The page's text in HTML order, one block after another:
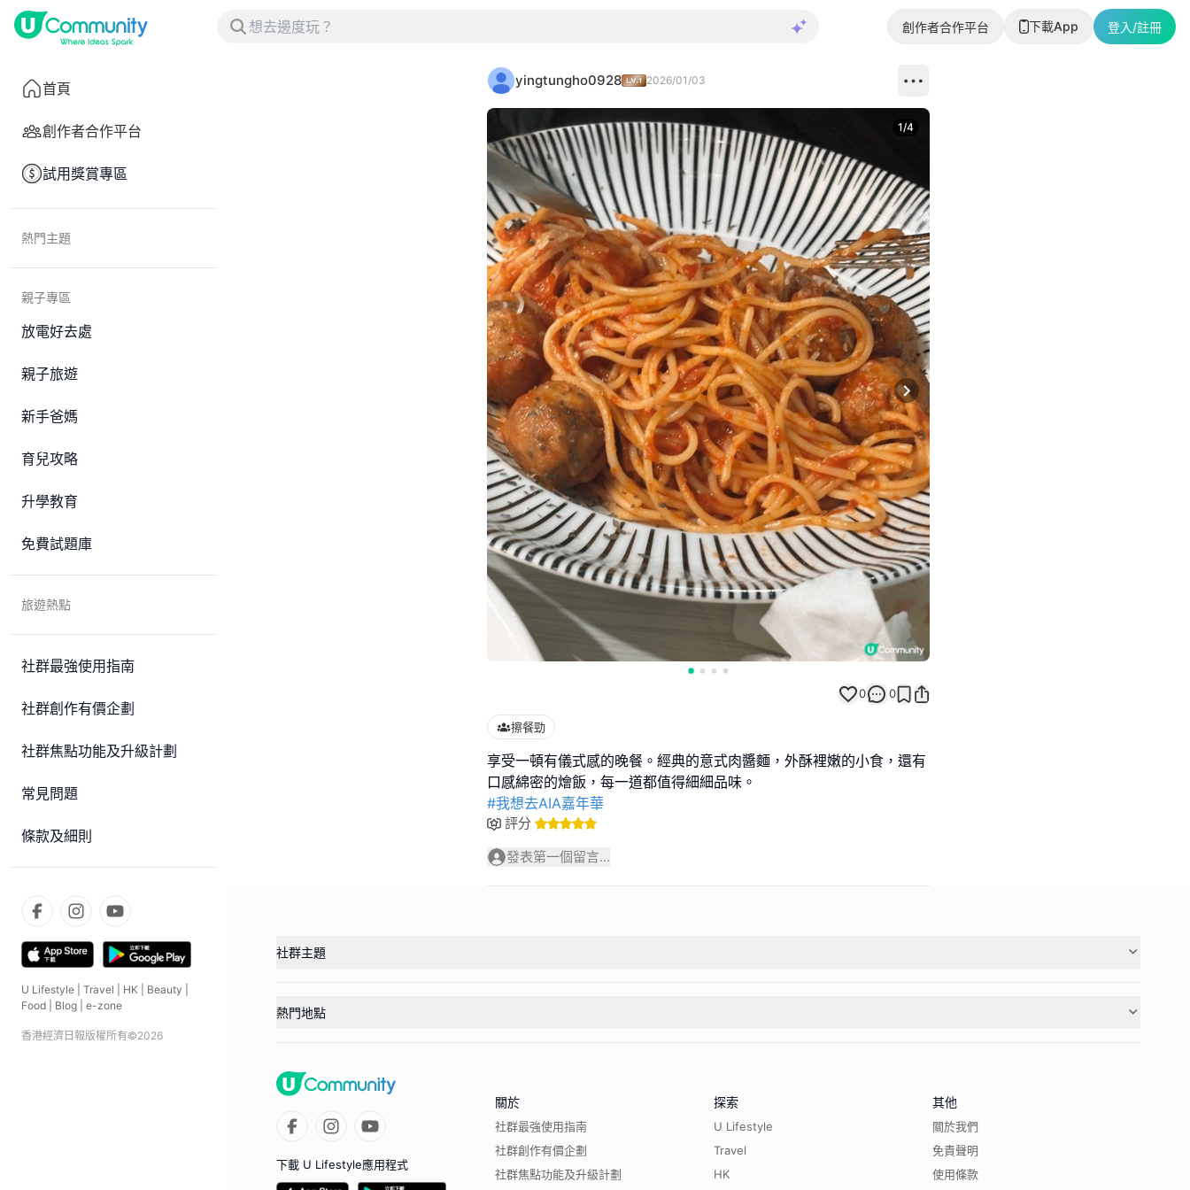
創作者合作平台 下載App 登入/註冊
首頁
創作者合作平台
試用獎賞專區
熱門主題
親子專區
放電好去處
親子旅遊
新手爸媽
育兒攻略
升學教育
免費試題庫
旅遊熱點
社群最強使用指南
社群創作有價企劃
社群焦點功能及升級計劃
常見問題
條款及細則
U Lifestyle Travel HK Beauty
Food
Blog e-zone
香港經濟日報版權所有©2026
yingtungho0928 2026/01/03
Next slide
1/4
0 0
擦餐勁
享受一頓有儀式感的晚餐。經典的意式肉醬麵，外酥裡嫩的小食，還有
#我想去AIA嘉年華
評分
發表第一個留言...
社群主題
熱門地點
下載 U Lifestyle應用程式
關於
社群最強使用指南
社群創作有價企劃
社群焦點功能及升級計劃
探索
U Lifestyle
Travel
HK
其他
關於我們
免責聲明
使用條款